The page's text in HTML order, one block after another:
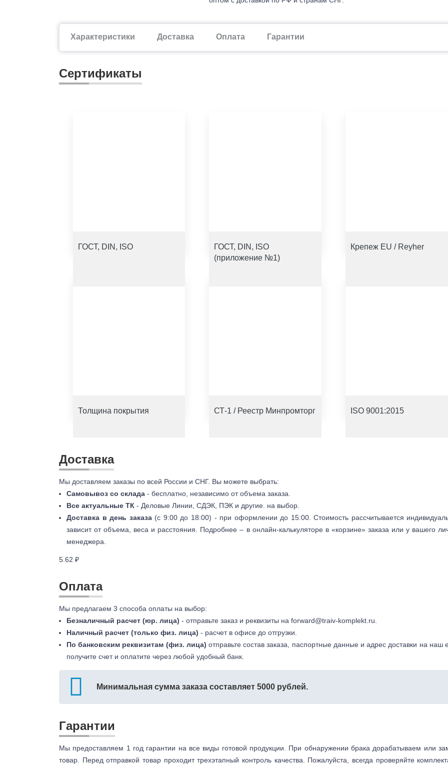
Характеристики Доставка Оплата Гарантии
Сертификаты
ГОСТ, DIN, ISO
ГОСТ, DIN, ISO
(приложение №1)
Крепеж EU / Reyher
Толщина покрытия СТ-1 / Реестр Минпромторг ISO 9001:2015
Доставка
Мы доставляем заказы по всей России и СНГ. Вы можете выбрать:
Самовывоз со склада - бесплатно, независимо от объема заказа.
Все актуальные ТК - Деловые Линии, СДЭК, ПЭК и другие. на выбор.
Доставка в день заказа(с 9:00 до 18:00) - при оформлении до 15:00. Стоимость рассчитывается
зависит от объема, веса и расстояния. Подробнее – в онлайн-калькуляторе в «корзине» заказа или у вашего
менеджера.
5.62 ₽
Оплата
Мы предлагаем 3 способа оплаты на выбор:
Безналичный расчет (юр. лица) - отправьте заказ и реквизиты на forward@traiv-komplekt.ru
Наличный расчет (только физ. лица) - расчет в офисе до отгрузки.
По банковским реквизитам (физ. лица) отправьте состав заказа, паспортные данные и адрес доставки на наш
получите счет и оплатите через любой удобный банк.
Минимальная сумма заказа составляет 5000 рублей.
Гарантии
Мы предоставляем 1 год гарантии на все виды готовой продукции. При обнаружении брака дорабатываем или
товар. Перед отправкой товар проходит трехэтапный контроль качества. Пожалуйста, всегда проверяйте